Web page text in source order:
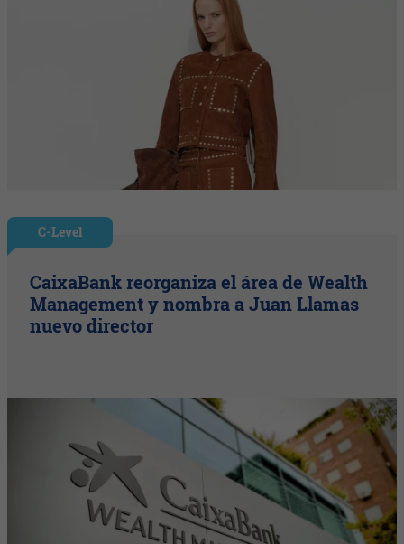
C-Level
CaixaBank reorganiza el área de Wealth
Management y nombra a Juan Llamas
nuevo director